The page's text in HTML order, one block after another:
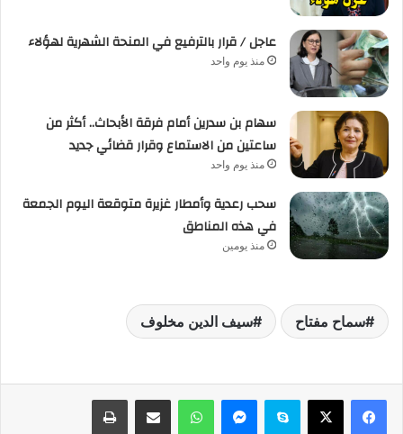
عاجل / قرار بالترفيع في المنحة الشهرية لهؤلاء
منذ يوم واحد
سهام بن سدرين أمام فرقة الأبحاث.. أكثر من
ساعتين من الاستماع وقرار قضائي جديد
منذ يوم واحد
سحب رعدية وأمطار غزيرة متوقعة اليوم الجمعة
في هذه المناطق
منذ يومين
سماح مفتاح سيف الدين مخلوف
فيسبوك سكايب واتساب